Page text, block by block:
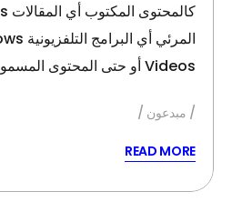
Videos أو حتى المحتوى المسموع كبرامج البودكاست…
مبدعون
READ MORE